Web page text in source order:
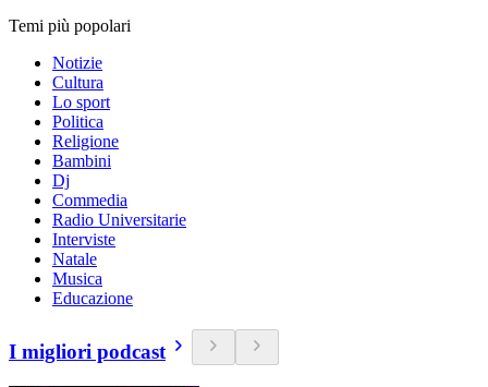
Temi più popolari
Notizie
Cultura
Lo sport
Politica
Religione
Bambini
Dj
Commedia
Radio Universitarie
Interviste
Natale
Musica
Educazione
I migliori podcast